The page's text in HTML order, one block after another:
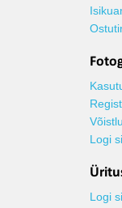
Logi
Logi